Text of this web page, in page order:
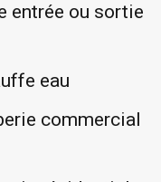
entrée ou sortie
eau
commercial